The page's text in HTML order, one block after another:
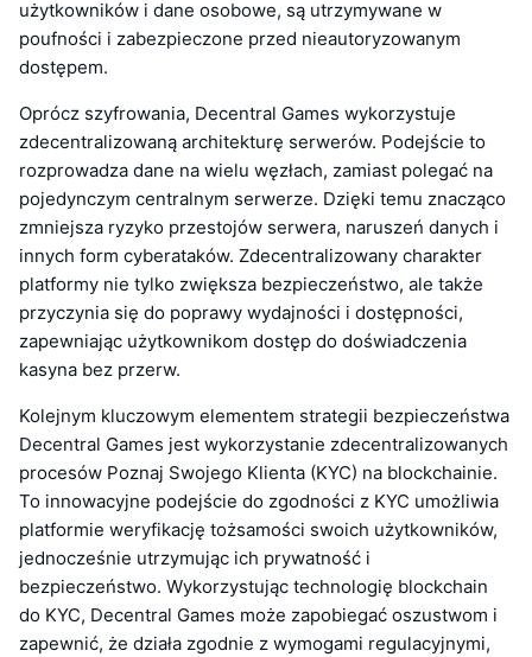
użytkowników i dane osobowe, są utrzymywane w
poufności i zabezpieczone przed nieautoryzowanym
dostępem.
Oprócz szyfrowania, Decentral Games wykorzystuje
zdecentralizowaną architekturę serwerów. Podejście to
rozprowadza dane na wielu węzłach, zamiast polegać na
pojedynczym centralnym serwerze. Dzięki temu znacząco
zmniejsza ryzyko przestojów serwera, naruszeń danych i
innych form cyberataków. Zdecentralizowany charakter
platformy nie tylko zwiększa bezpieczeństwo, ale także
przyczynia się do poprawy wydajności i dostępności,
zapewniając użytkownikom dostęp do doświadczenia
kasyna bez przerw.
Kolejnym kluczowym elementem strategii bezpieczeństwa
Decentral Games jest wykorzystanie zdecentralizowanych
procesów Poznaj Swojego Klienta (KYC) na blockchainie.
To innowacyjne podejście do zgodności z KYC umożliwia
platformie weryfikację tożsamości swoich użytkowników,
jednocześnie utrzymując ich prywatność i
bezpieczeństwo. Wykorzystując technologię blockchain
do KYC, Decentral Games może zapobiegać oszustwom i
zapewnić, że działa zgodnie z wymogami regulacyjnymi,